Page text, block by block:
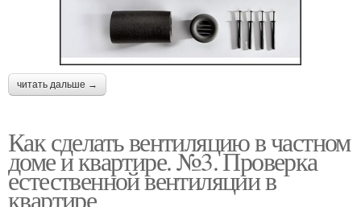
читать дальше →
Как сделать вентиляцию в частном
доме и квартире. №3. Проверка
естественной вентиляции в
квартире